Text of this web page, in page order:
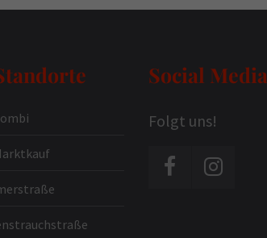
Social Media
Folgt uns!